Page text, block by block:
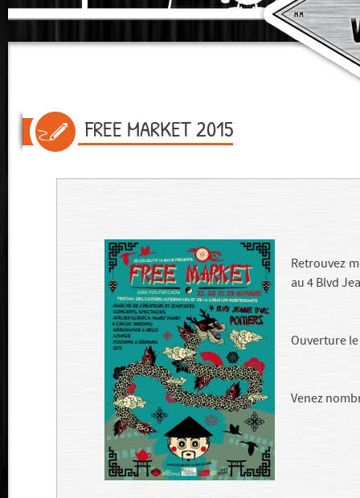
FREE MARKET 2015
Retrouvez
au 4 Blvd
Ouverture le
Venez